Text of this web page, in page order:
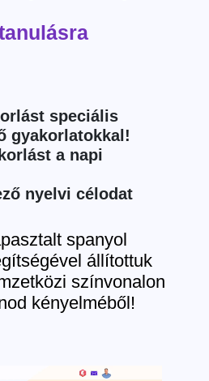
speciális
gyakorlatokkal!
a napi
nyelvi célodat
spanyol
állítottuk
színvonalon
kényelméből!